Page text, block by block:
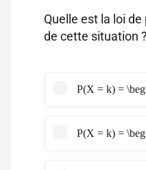
Quelle est la loi
de cette situation ?
P(X = k) =
P(X = k) =